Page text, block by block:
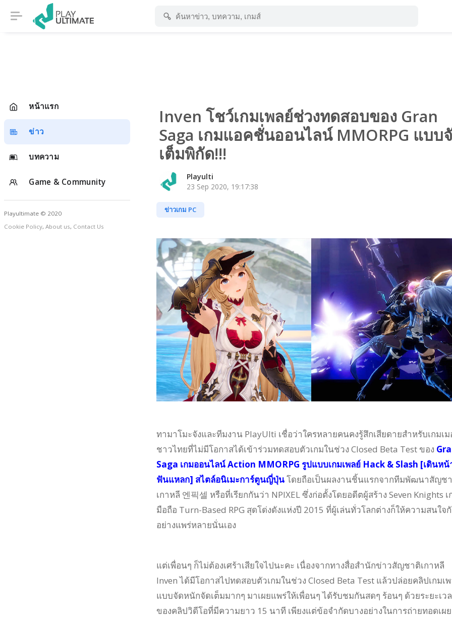
หน้าแรก
ข่าว
บทความ
Game & Community
Playultimate © 2020
Cookie Policy, About us, Contact Us
Inven โชว์เกมเพลย์ช่วงทดสอบของ Gran
Saga เกมแอคชั่นออนไลน์ MMORPG แบบ
เต็มพิกัด!!!
Playulti
23 Sep 2020, 19:17:38
ข่าวเกม PC
ทามาโมะจังและทีมงาน PlayUlti เชื่อว่าใครหลายคนคงรู้สึกเสียดายสำหรับเกมเม
ชาวไทยที่ไม่มีโอกาสได้เข้าร่วมทดสอบตัวเกมในช่วง Closed Beta Test ของ
Saga เกมออนไลน์ Action MMORPG รูปแบบเกมเพลย์ Hack & Slash [เดินหน้
ฟันแหลก] สไตล์อนิเมะการ์ตูนญี่ปุ่นโดยถือเป็นผลงานชิ้นแรกจากทีมพัฒนาสัญช
เกาหลี 엔픽셀 หรือที่เรียกกันว่า NPIXEL ซึ่งก่อตั้งโดยอดีตผู้สร้าง Seven Knights เ
มือถือ Turn-Based RPG สุดโด่งดังแห่งปี 2015 ที่ผู้เล่นทั่วโลกต่างก็ให้ความสนใจ
อย่างแพร่หลายนั่นเอง
แต่เพื่อนๆ ก็ไม่ต้องเศร้าเสียใจไปนะคะ เนื่องจากทางสื่อสำนักข่าวสัญชาติเกาหลี
Inven ได้มีโอกาสไปทดสอบตัวเกมในช่วง Closed Beta Test แล้วปล่อยคลิปเกมเ
แบบจัดหนักจัดเต็มมากๆ มาเผยแพร่ให้เพื่อนๆ ได้รับชมกันสดๆ ร้อนๆ ด้วยระยะเว
ของคลิปวิดีโอที่มีความยาว 15 นาที เพียงแต่ข้อจำกัดบางอย่างในการถ่ายทอดเผย